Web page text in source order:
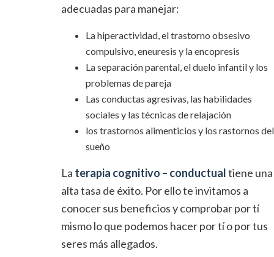
adecuadas para manejar:
La hiperactividad, el trastorno obsesivo
compulsivo, eneuresis y la encopresis
La separación parental, el duelo infantil y los
problemas de pareja
Las conductas agresivas, las habilidades
sociales y las técnicas de relajación
los trastornos alimenticios y los rastornos del
sueño
La terapia cognitivo – conductualtiene una
alta tasa de éxito. Por ello te invitamos a
conocer sus beneficios y comprobar por tí
mismo lo que podemos hacer por tí o por tus
seres más allegados.